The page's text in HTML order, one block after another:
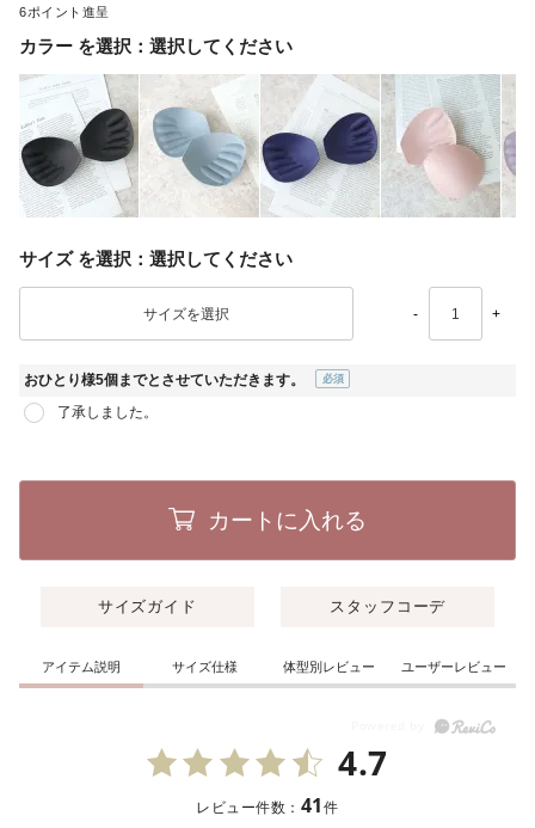
6
カラー 選択してください
サイズ 選択してください
- +
おひとり様5個までとさせていただきます。
了承しました。
カートに入れる
サイズガイド スタッフコーデ
アイテム説明 サイズ仕様 体型別レビュー ユーザーレビュー
4.7
レビュー件数： 41件